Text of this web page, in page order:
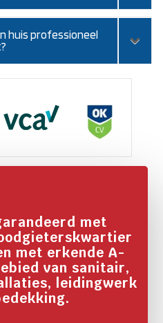
huis professioneel
met
met erkende A-
van sanitair,
leidingwerk